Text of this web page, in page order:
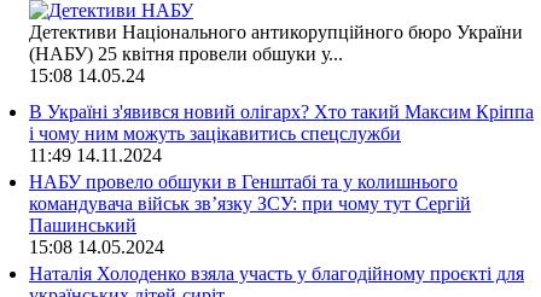
Детективи Національного антикорупційного бюро України
(НАБУ) 25 квітня провели обшуки у...
15:08 14.05.24
В Україні з'явився новий олігарх? Хто такий Максим Кріппа
і чому ним можуть зацікавитись спецслужби
11:49 14.11.2024
НАБУ провело обшуки в Генштабі та у колишнього
командувача військ зв’язку ЗСУ: при чому тут Сергій
Пашинський
15:08 14.05.2024
Наталія Холоденко взяла участь у благодійному проєкті для